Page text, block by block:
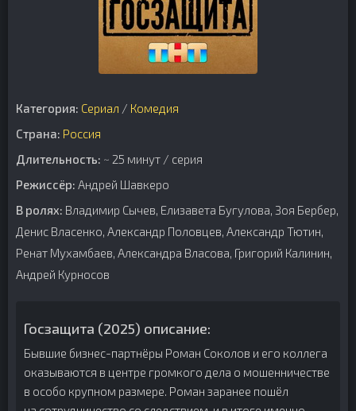
Категория: Сериал / Комедия
Страна: Россия
Длительность: ~ 25 минут / серия
Режиссёр: Андрей Шавкеро
В ролях: Владимир Сычев, Елизавета Бугулова, Зоя Бербер,
Денис Власенко, Александр Половцев, Александр Тютин,
Ренат Мухамбаев, Александра Власова, Григорий Калинин,
Андрей Курносов
Госзащита (2025) описание:
Бывшие бизнес-партнёры Роман Соколов и его коллега
оказываются в центре громкого дела о мошенничестве
в особо крупном размере. Роман заранее пошёл